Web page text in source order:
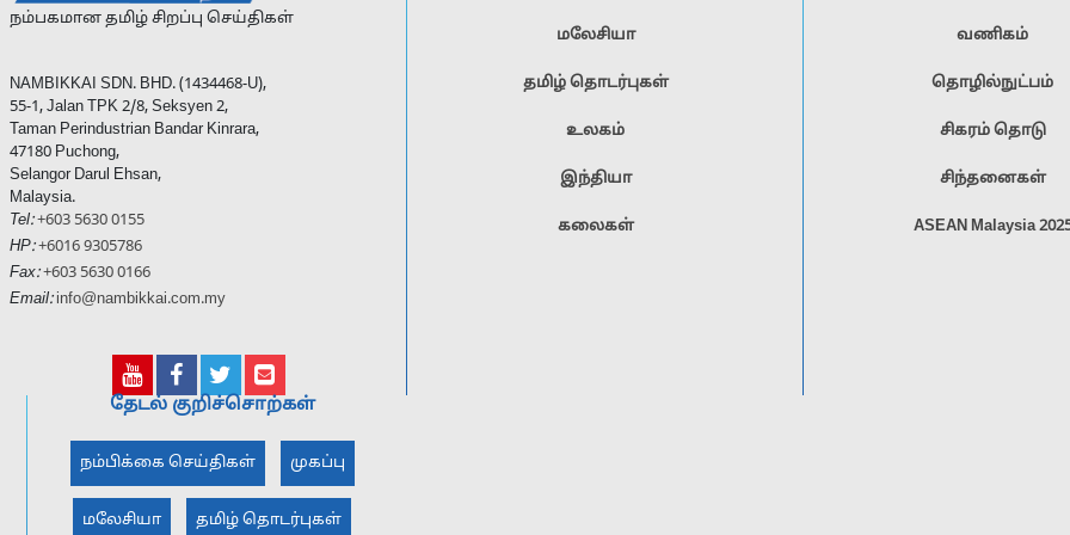
நம்பகமான தமிழ் சிறப்பு செய்திகள்
NAMBIKKAI SDN. BHD. (1434468-U),
55-1, Jalan TPK 2/8, Seksyen 2,
Taman Perindustrian Bandar Kinrara,
47180 Puchong,
Selangor Darul Ehsan,
Malaysia.
Tel:+603 5630 0155
HP:+6016 9305786
Fax:+603 5630 0166
Email: info@nambikkai.com.my
மலேசியா
தமிழ் தொடர்புகள்
உலகம்
இந்தியா
கலைகள்
வணிகம்
தொழில்நுட்பம்
சிகரம் தொடு
சிந்தனைகள்
ASEAN Malaysia
தேடல் குறிச்சொற்கள்
நம்பிக்கை செய்திகள் முகப்பு
மலேசியா தமிழ் தொடர்புகள்